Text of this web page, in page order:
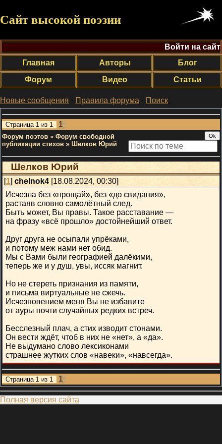
Сайт высокой поэзии
Войти на сайт
Главная
Авторы
Блог
Форум
Видео Статьи
Новые сообщения · Правила форума · Поиск;
Страница 1 из 1 1
Форум поэтов » Форум свободной
публикации стихов » Шелков Юрий
Шелков Юрий
[1] chelnok4 [18.08.2024, 00:30]
Исчезла без «прощай», без «до свидания»,
растаяв словно самолётный след.
Быть может, Вы правы. Такое расставание —
на фразу «всё прошло» достойнейший ответ.
Друг друга не осыпали упрёками,
и потому меж нами нет обид.
Мы с Вами были географией далёкими,
теперь же и у душ, увы, иссяк магнит.
Но не стереть признания из памяти,
и письма виртуальные не сжечь.
Исчезновением меня Вы не избавите
от ауры почти случайных редких встреч.
Бесслезный плач, а стих изводит стонами.
Он вести ждёт, чтоб в них не «нет», а «да».
Не выдумано слово лексиконами
страшнее жутких слов «навеки», «навсегда».
Страница 1 из 1 1
Полная версия сайта